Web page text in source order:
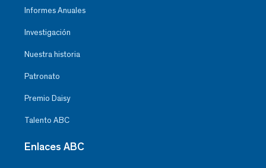
Informes Anuales
Investigación
Nuestra historia
Patronato
Premio Daisy
Talento ABC
Enlaces ABC